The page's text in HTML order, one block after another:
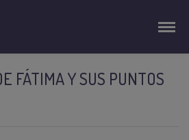
FÁTIMA Y SUS PUNTOS